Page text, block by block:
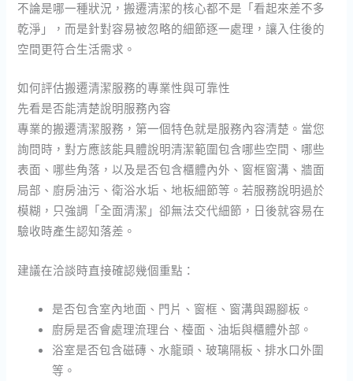
不論是哪一種狀況，搬遷清潔的核心都不是「看起來差不多
乾淨」，而是針對容易被忽略的細節逐一處理，讓入住後的
空間更符合生活需求。
如何評估搬遷清潔服務的專業性與可靠性
先看是否能清楚說明服務內容
專業的搬遷清潔服務，第一個特色就是服務內容清楚。當您
詢問時，對方應該能具體說明清潔範圍包含哪些空間、哪些
表面、哪些角落，以及是否包含櫃體內外、窗框窗溝、牆面
局部、廚房油污、衛浴水垢、地板細節等。若服務說明過於
模糊，只強調「全面清潔」卻無法交代細節，日後就容易在
驗收時產生認知落差。
建議在洽談時直接確認幾個重點：
是否包含室內地面、門片、窗框、窗溝與踢腳板。
廚房是否會處理流理台、檯面、油垢與櫃體外部。
浴室是否包含磁磚、水龍頭、玻璃隔板、排水口外圍
等。